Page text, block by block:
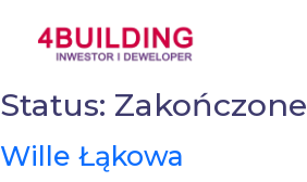
Status: Zakończone
Wille Łąkowa